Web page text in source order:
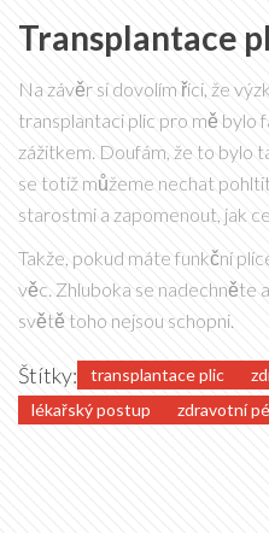
Transplantace
Na závěr si dovolím říci, že
transplantaci plic pro mě bylo
zážitkem. Doufám, že to bylo
se totiž můžeme nechat
starostmi a zapomenout, jak
Takže, pokud máte funkční
věc. Zhluboka se nadechněte
světě toho nejsou schopni.
Štítky: transplantace plic
lékařský postup
zdravotní